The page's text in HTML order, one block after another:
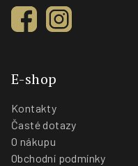
E-shop
Kontakty
Časté dotazy
O nákupu
Obchodní podmínky